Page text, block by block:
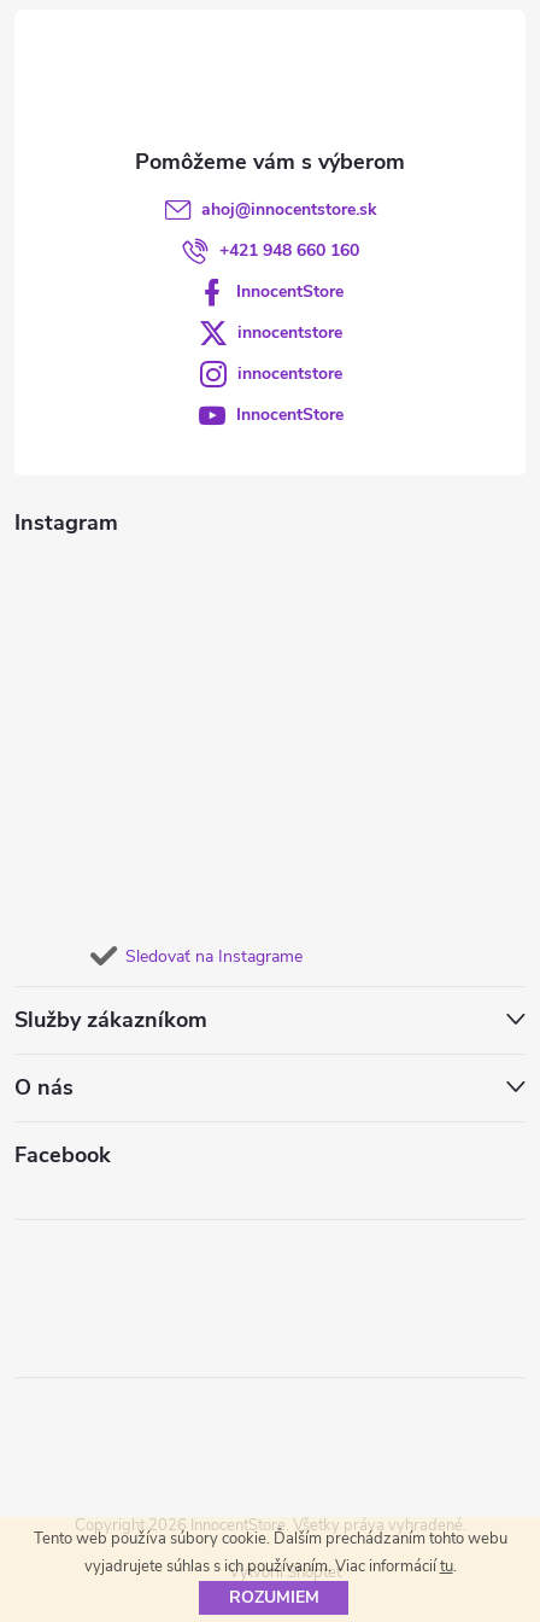
Tento web používa súbory cookie. Ďalším prechádzaním tohto webu
vyjadrujete súhlas s ich používaním. Viac informáciítu.
ROZUMIEM
Instagram
Sledovať na Instagrame
Služby zákazníkom
O nás
Facebook
ahoj@innocentstore.sk
+421 948 660 160
InnocentStore
innocentstore
innocentstore
InnocentStore
Vytvoril Shoptet
Copyright 2026 InnocentStore. Všetky práva vyhradené.